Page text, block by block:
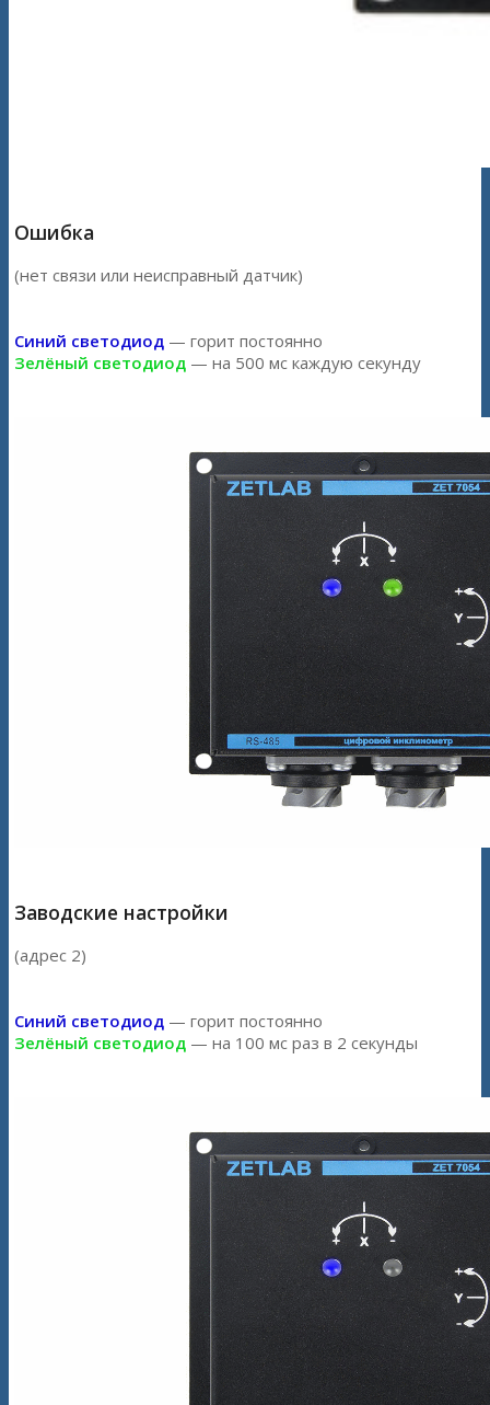
Ошибка
(нет связи или неисправный датчик)
Синий светодиод — горит постоянно
Зелёный светодиод — на 500 мс каждую секунду
Заводские настройки
(адрес 2)
Синий светодиод — горит постоянно
Зелёный светодиод — на 100 мс раз в 2 секунды